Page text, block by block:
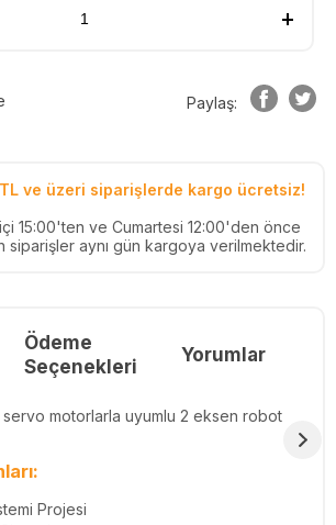
Paylaş:
ve üzeri siparişlerde kargo ücretsiz!
15:00'ten ve Cumartesi 12:00'den önce
siparişler aynı gün kargoya verilmektedir.
Ödeme
Seçenekleri
Yorumlar
motorlarla uyumlu 2 eksen robot
Projesi